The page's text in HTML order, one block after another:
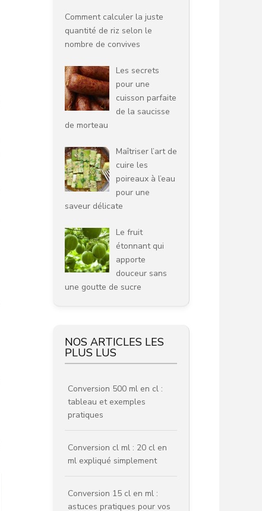
Comment calculer la juste
quantité de riz selon le
nombre de convives
Les secrets
pour une
cuisson parfaite
de la saucisse
de morteau
Maîtriser l’art de
cuire les
poireaux à l’eau
pour une
saveur délicate
Le fruit
étonnant qui
apporte
douceur sans
une goutte de sucre
NOS ARTICLES LES
PLUS LUS
Conversion 500 ml en cl :
tableau et exemples
pratiques
Conversion cl ml : 20 cl en
ml expliqué simplement
Conversion 15 cl en ml :
astuces pratiques pour vos